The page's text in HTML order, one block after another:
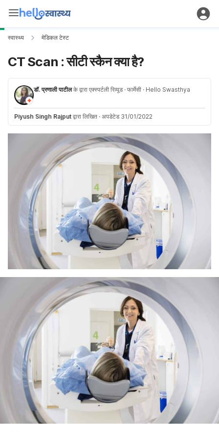
स्वास्थ्य मेडिकल टेस्ट
CT Scan : सीटी स्कैन क्या है?
डॉ. प्रणाली पाटीलके द्वारा एक्स्पर्टली रिव्यूड · फार्मेसी · Hello Swasthya
Piyush Singh Rajput द्वारा लिखित · अपडेटेड 31/01/2022